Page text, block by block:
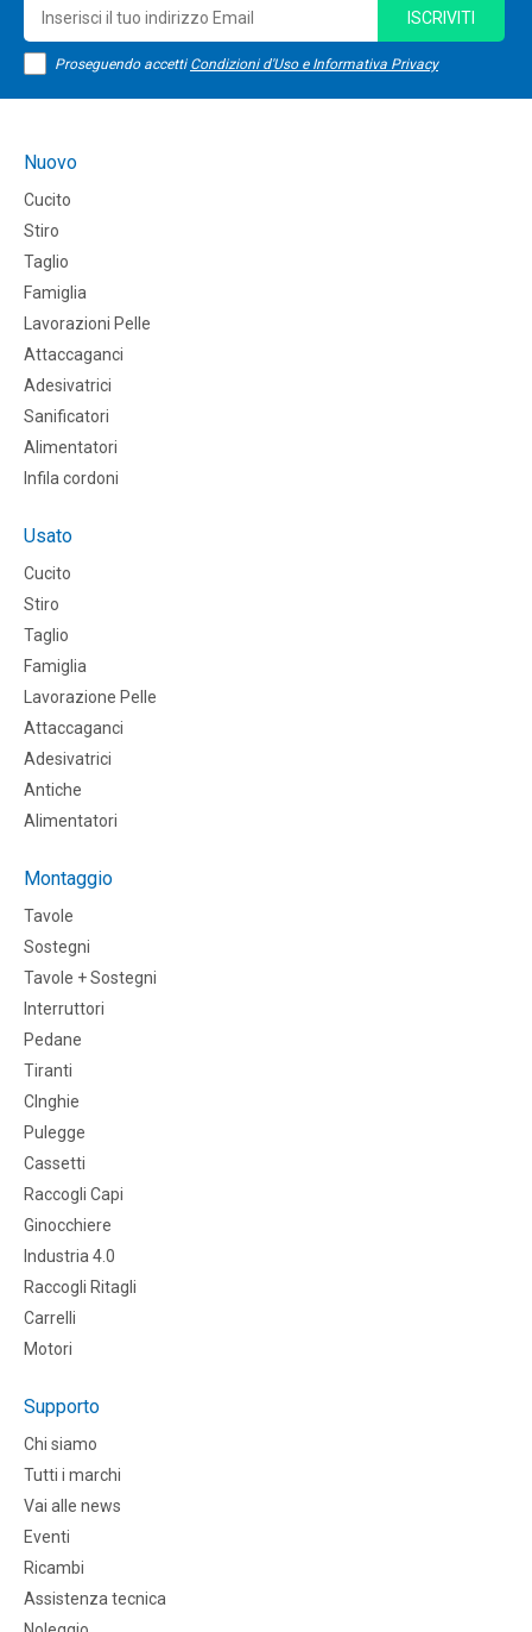
Proseguendo accetti Condizioni d'Uso e Informativa Privacy
ISCRIVITI
Nuovo
Cucito
Stiro
Taglio
Famiglia
Lavorazioni Pelle
Attaccaganci
Adesivatrici
Sanificatori
Alimentatori
Infila cordoni
Usato
Cucito
Stiro
Taglio
Famiglia
Lavorazione Pelle
Attaccaganci
Adesivatrici
Antiche
Alimentatori
Montaggio
Tavole
Sostegni
Tavole + Sostegni
Interruttori
Pedane
Tiranti
CInghie
Pulegge
Cassetti
Raccogli Capi
Ginocchiere
Industria 4.0
Raccogli Ritagli
Carrelli
Motori
Supporto
Chi siamo
Tutti i marchi
Vai alle news
Eventi
Ricambi
Assistenza tecnica